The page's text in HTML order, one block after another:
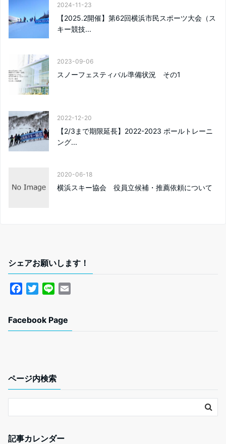
2024-11-23
【2025.2開催】第62回横浜市民スポーツ大会（ス
キー競技...
2023-09-06
スノーフェスティバル準備状況 その1
2022-12-20
【2/3まで期限延長】2022-2023 ポールトレーニ
ング...
2020-06-18
横浜スキー協会 役員立候補・推薦依頼について
シェアお願いします！
e
t
e
Facebook Page
ページ内検索
記事カレンダー